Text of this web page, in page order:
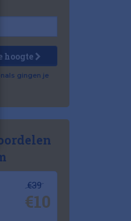
hoogte
gingen je
€39
€10